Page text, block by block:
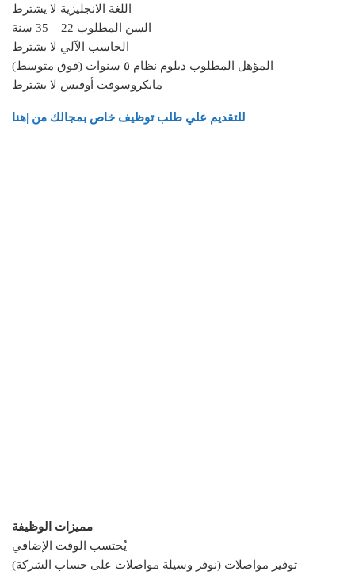
اللغة الانجليزية لا يشترط
السن المطلوب 22 – 35 سنة
الحاسب الآلي لا يشترط
المؤهل المطلوب دبلوم نظام ٥ سنوات (فوق متوسط)
مايكروسوفت أوفيس لا يشترط
للتقديم علي طلب توظيف خاص بمجالك من |هنا
مميزات الوظيفة
يُحتسب الوقت الإضافي
توفير مواصلات (نوفر وسيلة مواصلات على حساب الشركة)